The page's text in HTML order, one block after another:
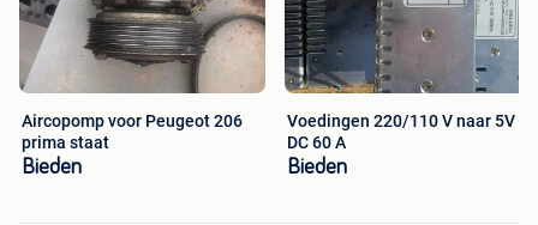
Aircopomp voor Peugeot 206
prima staat
Bieden
Voedingen 220/110 V naar 5V
DC 60 A
Bieden